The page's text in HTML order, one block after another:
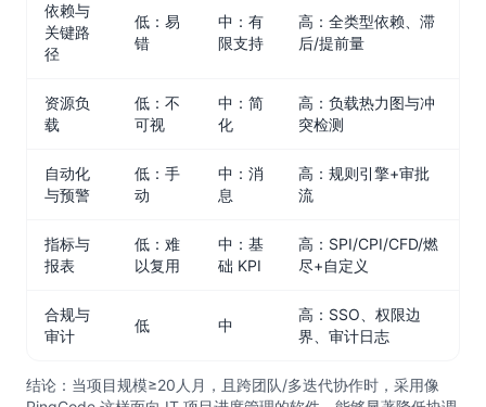
依赖与
关键路
径
低：易
错
中：有
限支持
高：全类型依赖、滞
后/提前量
资源负
载
低：不
可视
中：简
化
高：负载热力图与冲
突检测
自动化
与预警
低：手
动
中：消
息
高：规则引擎+审批
流
指标与
报表
低：难
以复用
中：基
础 KPI
高：SPI/CPI/CFD/燃
尽+自定义
合规与
审计
低 中
高：SSO、权限边
界、审计日志
结论：当项目规模≥20人月，且跨团队/多迭代协作时，采用像